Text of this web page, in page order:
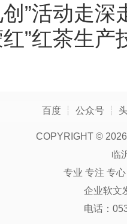
”活动走深
红”红茶生
百度 ┊ 公众号 ┊
COPYRIGHT ©
临
专业 专注 专
企业软文
电话：